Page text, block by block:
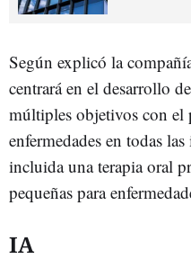
Según explicó la
centrará en el desarrollo
múltiples objetivos con el
enfermedades en todas
incluida una terapia oral
pequeñas para
IA